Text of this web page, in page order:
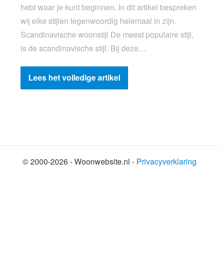
hebt waar je kunt beginnen. In dit artikel bespreken
wij elke stijlen tegenwoordig helemaal in zijn.
Scandinavische woonstijl De meest populaire stijl,
is de scandinavische stijl. Bij deze…
Lees het volledige artikel
© 2000-2026 - Woonwebsite.nl - Privacyverklaring